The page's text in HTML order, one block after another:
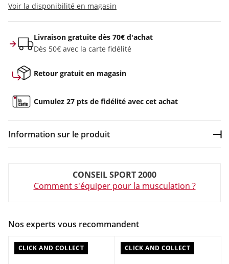
Voir la disponibilité en magasin
Livraison gratuite dès 70€ d'achat
Dès 50€ avec la carte fidélité
Retour gratuit en magasin
Cumulez 27 pts de fidélité avec cet achat
Information sur le produit
Composition :
ACIER / MOUSSE PU
des biceps et des pectoraux. Poignées en mousse. Longueur :
96 cm. Poids : 1 kg. Charge maximale : 100 kg.
CONSEIL SPORT 2000
Comment s'équiper pour la musculation ?
Nos experts vous recommandent
CLICK AND COLLECT CLICK AND COLLECT